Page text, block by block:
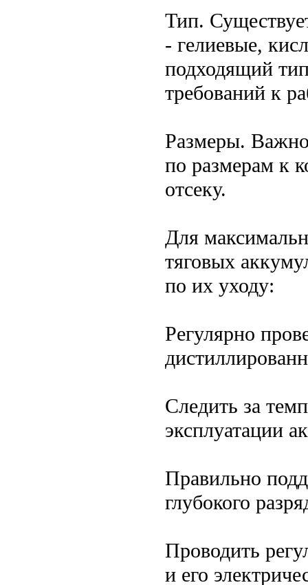
Тип.
- гелиевые,
подходящий
требований к
Размеры.
по размерам к
отсеку.
Для
тяговых
по их уходу:
Регулярно
Следить за
эксплуатации
Правильно
глубокого
Проводить
и его